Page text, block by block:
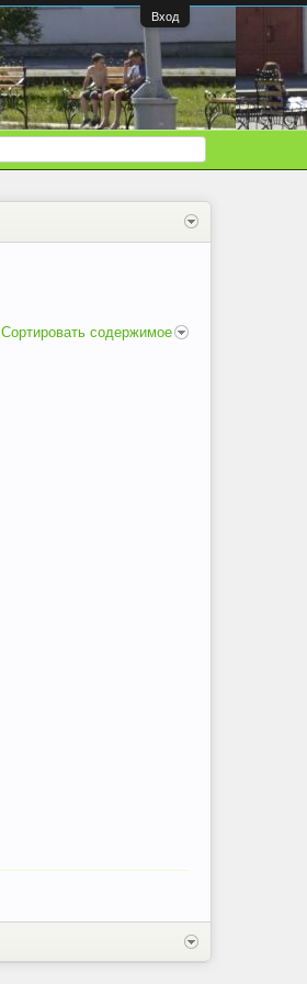
Вход
Сортировать содержимое